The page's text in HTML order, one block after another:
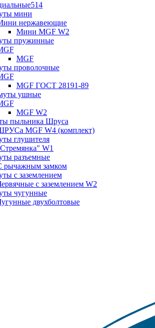
514
мини
нержавеющие
Мини MGF W2
пружинные
MGF
проволочные
MGF ГОСТ 28191-89
ушные
MGF W2
пыльника Шруса
MGF W4 (комплект)
глушителя
W1
разъемные
рычажным замком
с заземлением
с заземлением W2
чугунные
двухболтовые